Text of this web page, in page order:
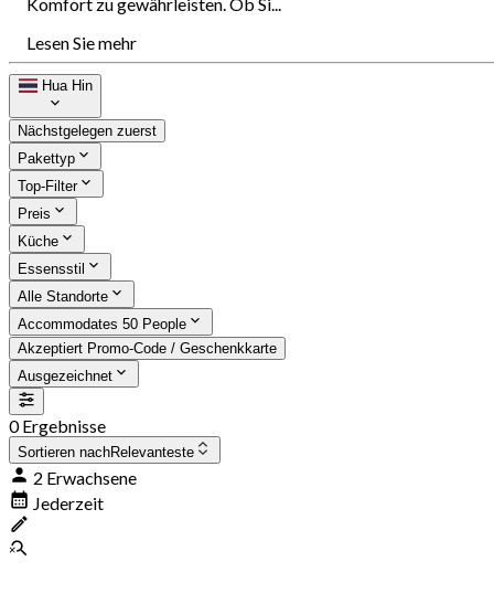
Komfort zu gewährleisten. Ob Si...
Lesen Sie mehr
Hua Hin
Nächstgelegen zuerst
Pakettyp
Top-Filter
Preis
Küche
Essensstil
Alle Standorte
Accommodates 50 People
Akzeptiert Promo-Code / Geschenkkarte
Ausgezeichnet
0 Ergebnisse
Sortieren nachRelevanteste
2 Erwachsene
Jederzeit